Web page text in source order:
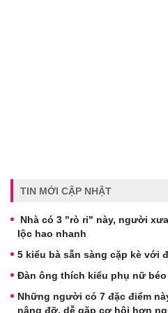
TIN MỚI CẬP NHẬT
Nhà có 3 "rò rỉ" này, người
lộc hao nhanh
5 kiểu bà sẵn sàng cặp kè với
Đàn ông thích kiểu phụ nữ béo
Những người có 7 đặc điểm
nâng đỡ, dễ gặp cơ hội hơn